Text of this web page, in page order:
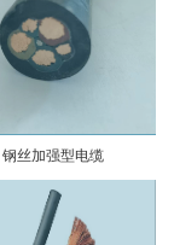
钢丝加强型电缆